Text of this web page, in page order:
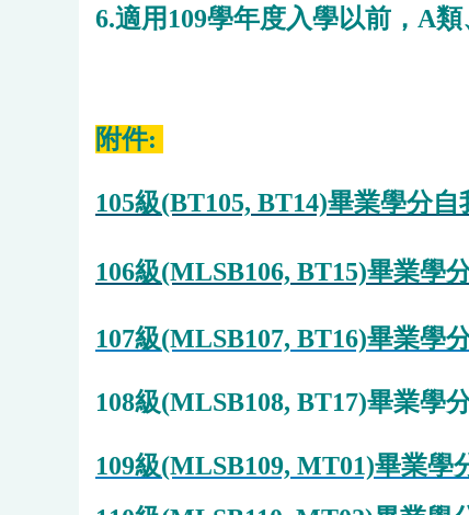
6.適用109學年度入學以前，A
附件:
105級(BT105, BT14)畢業學分
106級(MLSB106, BT15)畢業學
107級(MLSB107, BT16)畢業學
108級(MLSB108, BT17)畢業學
109級(MLSB109, MT01)畢業學